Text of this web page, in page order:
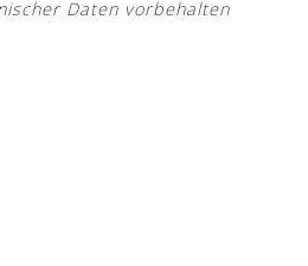
Daten vorbehalten